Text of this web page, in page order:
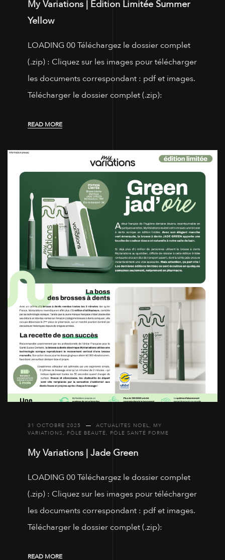
My Variations | Édition Limitée Summer
Yellow
LOADING 00 Téléchargez le dossier complet
(.zip) : Cliquez sur les images pour télécharger
les documents correspondant : pdf et images.
Télécharger le dossier complet (.zip):
READ MORE
31 OCTOBRE 2025 ACTUALITES NOEL, MY
VARIATIONS, PÔLE BEAUTÉ, PÔLE SANTÉ FORME
My Variations | Jade Green
LOADING 00 Téléchargez le dossier complet
(.zip) : Cliquez sur les images pour télécharger
les documents correspondant : pdf et images.
Télécharger le dossier complet (.zip):
READ MORE